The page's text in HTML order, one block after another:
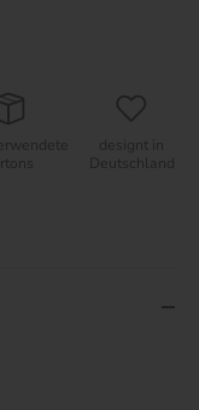
designt in
Deutschland